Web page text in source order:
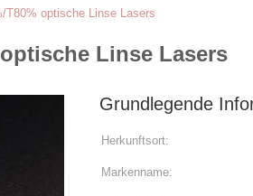
T80% optische Linse Lasers
Linse Lasers
Grundlegende
Herkunftsort:
Markenname: